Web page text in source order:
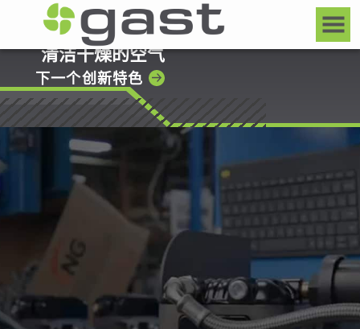
清洁干燥的空气
下一个创新特色